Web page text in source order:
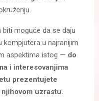
moguće da se daju
kompjutera u najranijim
aspektima istog — do
i interesovanjima
prezentujete
uzrastu.